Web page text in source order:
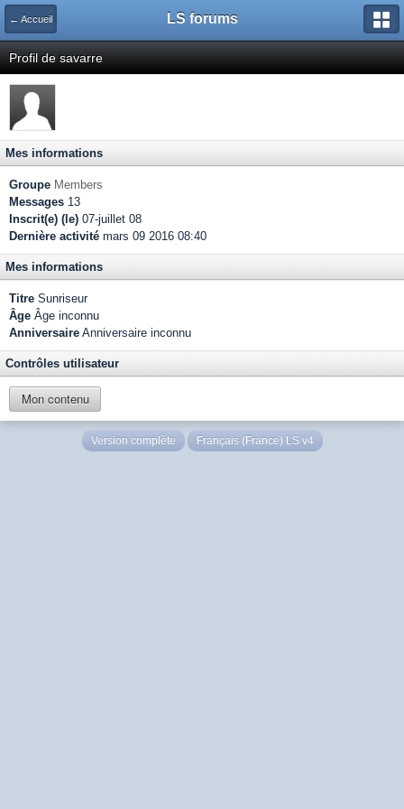
← Accueil LS forums
Profil de savarre
Mes informations
Groupe Members
Messages 13
Inscrit(e) (le) 07-juillet 08
Dernière activité mars 09 2016 08:40
Mes informations
Titre Sunriseur
Âge Âge inconnu
Anniversaire Anniversaire inconnu
Contrôles utilisateur
Mon contenu
Version complète Français (France) LS v4